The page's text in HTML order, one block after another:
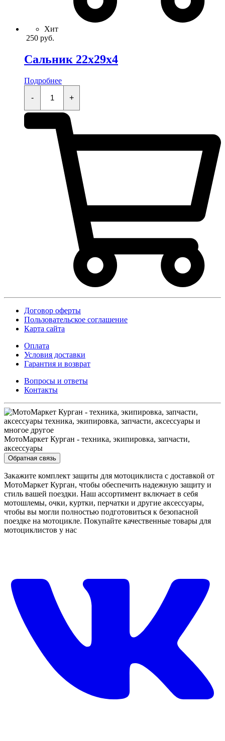
Хит
250 руб.
Сальник 22x29x4
Подробнее
-
22x29x4 +
Договор оферты
Пользовательское соглашение
Карта сайта
Оплата
Условия доставки
Гарантия и возврат
Вопросы и ответы
Контакты
МотоМаркет Курган - техника, экипировка, запчасти,
аксессуары
Обратная связь
Закажите комплект защиты для мотоциклиста с доставкой от
МотоМаркет Курган, чтобы обеспечить надежную защиту и
стиль вашей поездки. Наш ассортимент включает в себя
мотошлемы, очки, куртки, перчатки и другие аксессуары,
чтобы вы могли полностью подготовиться к безопасной
поездке на мотоцикле. Покупайте качественные товары для
мотоциклистов у нас